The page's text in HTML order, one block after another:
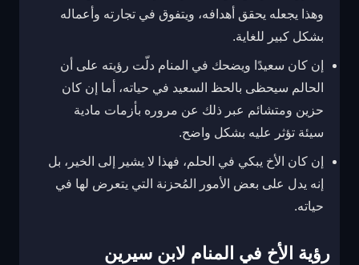
وهذا يجعله يحقق أهدافه، ويتفوق في تجارته وأعماله
بشكل كبير للغاية.
إن كان سعيدًا ويضحك في المنام دلّت رؤيته على أن
الحالم سيحظى بالحظ السعيد في حياته، أما إن كان
حزين ومتشائم عبر ذلك عن مروره بأزمات مادية
سيئة تؤثر عليه بشكل واضح.
إن كان الأخ يبكي في الحلم، فهذا لا يشير إلى الخير، بل
إنه يدل على بعض الأمور المُحزنة التي يتعرض لها في
حياته.
رؤية الأخ في المنام لابن سيرين